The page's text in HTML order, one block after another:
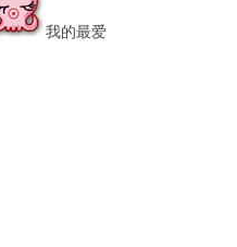
我的最爱